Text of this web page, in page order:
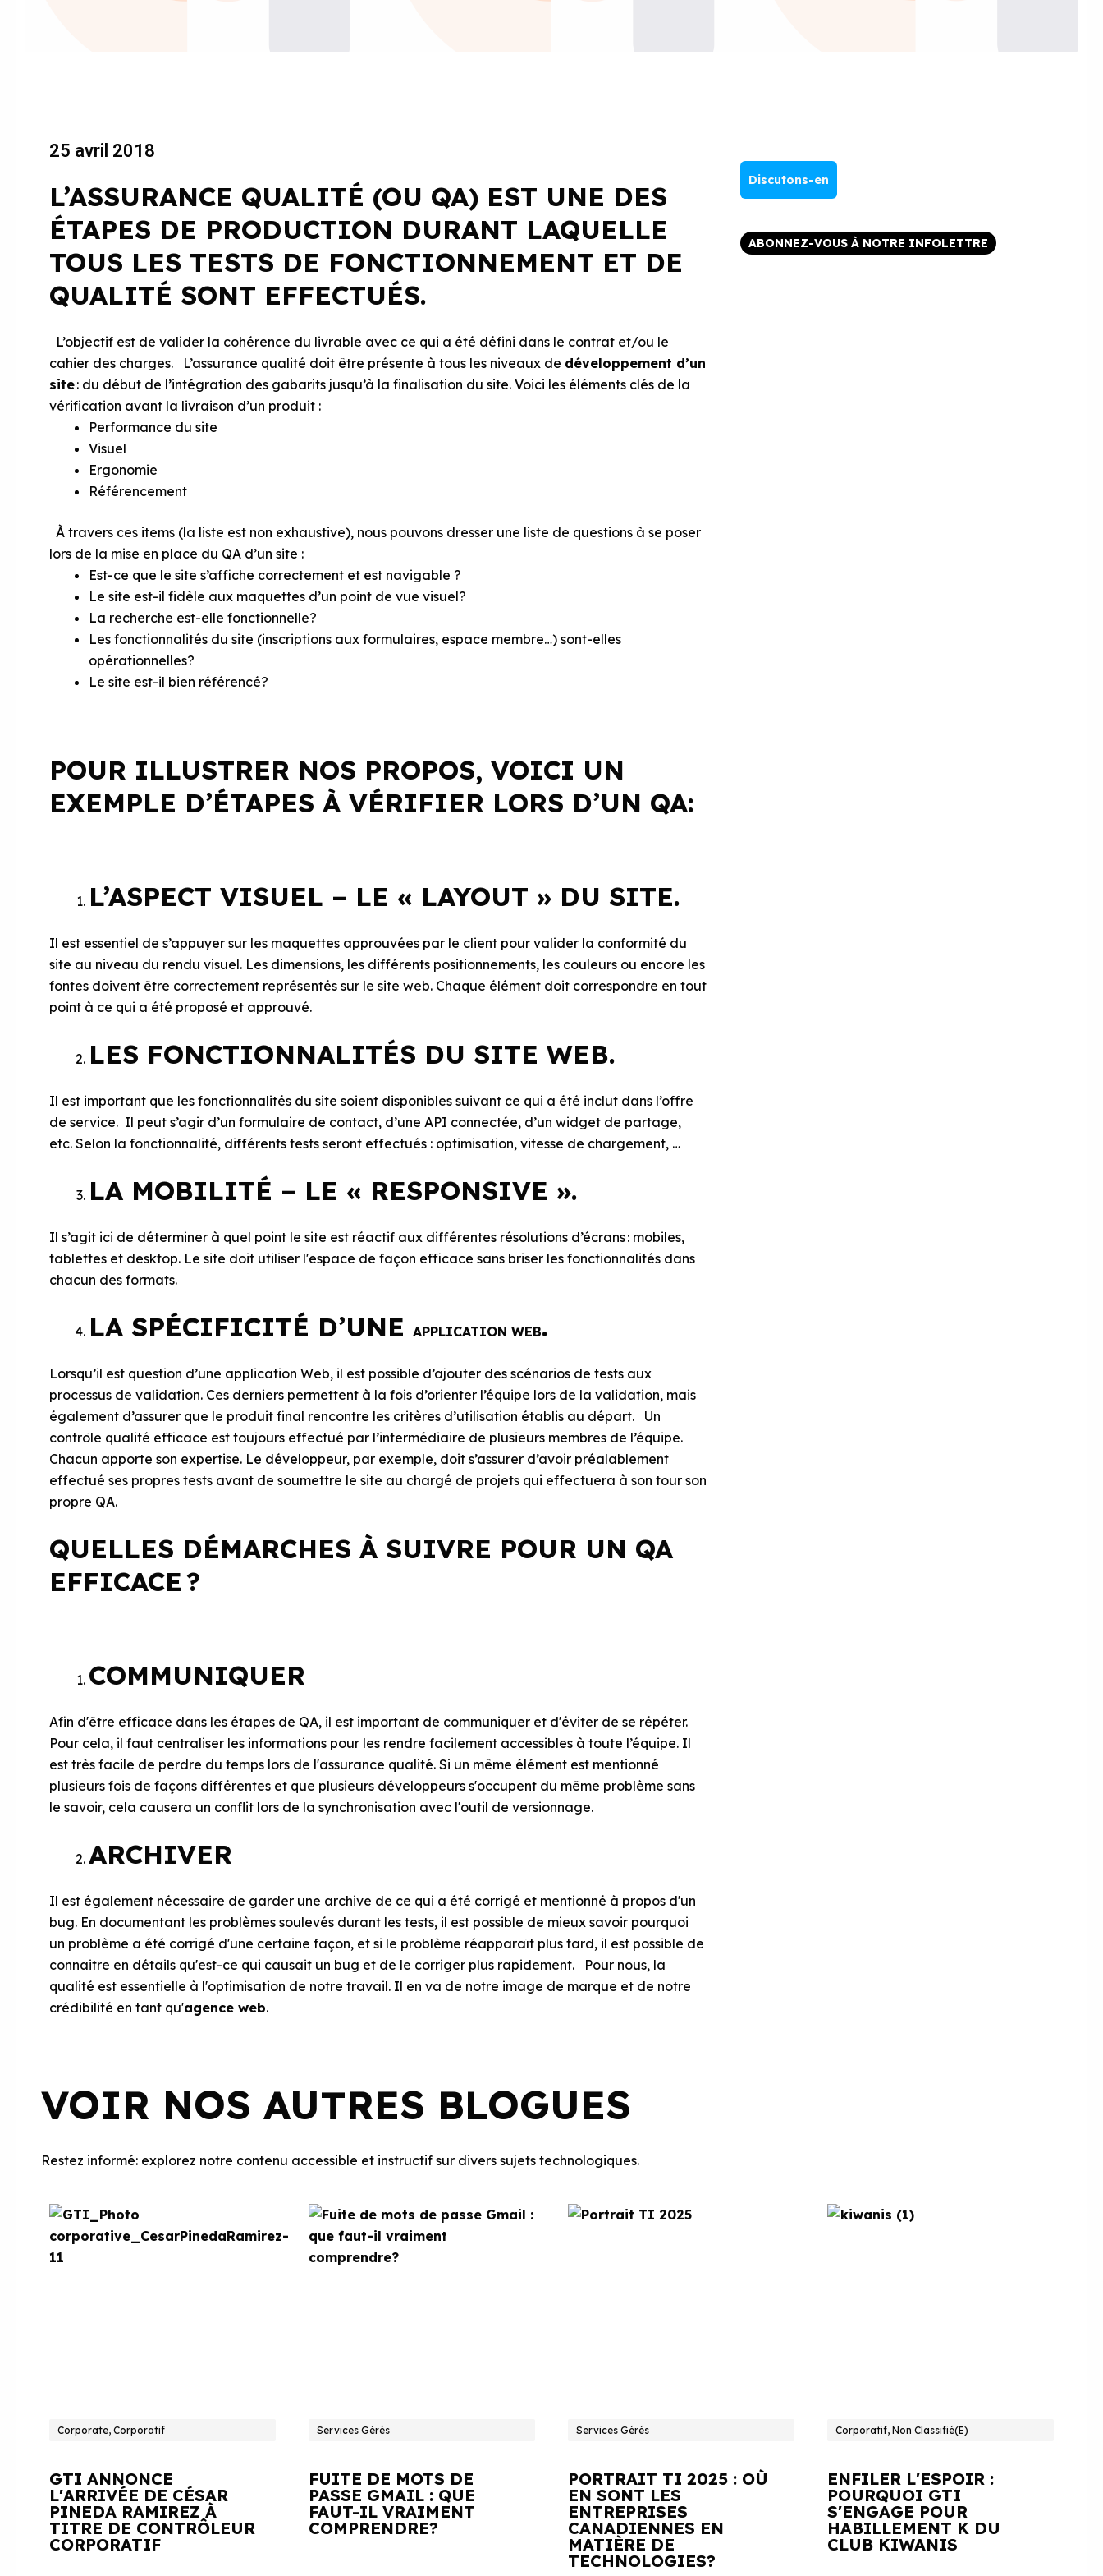
25 avril 2018
L’ASSURANCE QUALITÉ (OU QA) EST UNE DES
ÉTAPES DE PRODUCTION DURANT LAQUELLE
TOUS LES TESTS DE FONCTIONNEMENT ET DE
QUALITÉ SONT EFFECTUÉS.
L’objectif est de valider la cohérence du livrable avec ce qui a été défini dans le contrat et/ou le
cahier des charges. L’assurance qualité doit être présente à tous les niveaux de développement d’un
site: du début de l’intégration des gabarits jusqu’à la finalisation du site. Voici les éléments clés de la
vérification avant la livraison d’un produit :
Performance du site
Visuel
Ergonomie
Référencement
À travers ces items (la liste est non exhaustive), nous pouvons dresser une liste de questions à se poser
lors de la mise en place du QA d’un site :
Est-ce que le site s’affiche correctement et est navigable ?
Le site est-il fidèle aux maquettes d’un point de vue visuel?
La recherche est-elle fonctionnelle?
Les fonctionnalités du site (inscriptions aux formulaires, espace membre…) sont-elles
opérationnelles?
Le site est-il bien référencé?
POUR ILLUSTRER NOS PROPOS, VOICI UN
EXEMPLE D’ÉTAPES À VÉRIFIER LORS D’UN QA:
L’ASPECT VISUEL – LE « LAYOUT » DU SITE.
Il est essentiel de s’appuyer sur les maquettes approuvées par le client pour valider la conformité du
site au niveau du rendu visuel. Les dimensions, les différents positionnements, les couleurs ou encore les
fontes doivent être correctement représentés sur le site web. Chaque élément doit correspondre en tout
point à ce qui a été proposé et approuvé.
LES FONCTIONNALITÉS DU SITE WEB.
Il est important que les fonctionnalités du site soient disponibles suivant ce qui a été inclut dans l’offre
de service. Il peut s’agir d’un formulaire de contact, d’une API connectée, d’un widget de partage,
etc. Selon la fonctionnalité, différents tests seront effectués : optimisation, vitesse de chargement, …
LA MOBILITÉ – LE « RESPONSIVE ».
Il s’agit ici de déterminer à quel point le site est réactif aux différentes résolutions d’écrans : mobiles,
tablettes et desktop. Le site doit utiliser l'espace de façon efficace sans briser les fonctionnalités dans
chacun des formats.
LA SPÉCIFICITÉ D’UNE APPLICATION WEB.
Lorsqu’il est question d’une application Web, il est possible d’ajouter des scénarios de tests aux
processus de validation. Ces derniers permettent à la fois d’orienter l’équipe lors de la validation, mais
également d’assurer que le produit final rencontre les critères d’utilisation établis au départ. Un
contrôle qualité efficace est toujours effectué par l’intermédiaire de plusieurs membres de l’équipe.
Chacun apporte son expertise. Le développeur, par exemple, doit s’assurer d’avoir préalablement
effectué ses propres tests avant de soumettre le site au chargé de projets qui effectuera à son tour son
propre QA.
QUELLES DÉMARCHES À SUIVRE POUR UN QA
EFFICACE ?
COMMUNIQUER
Afin d'être efficace dans les étapes de QA, il est important de communiquer et d'éviter de se répéter.
Pour cela, il faut centraliser les informations pour les rendre facilement accessibles à toute l’équipe. Il
est très facile de perdre du temps lors de l'assurance qualité. Si un même élément est mentionné
plusieurs fois de façons différentes et que plusieurs développeurs s'occupent du même problème sans
le savoir, cela causera un conflit lors de la synchronisation avec l'outil de versionnage.
ARCHIVER
Il est également nécessaire de garder une archive de ce qui a été corrigé et mentionné à propos d'un
bug. En documentant les problèmes soulevés durant les tests, il est possible de mieux savoir pourquoi
un problème a été corrigé d'une certaine façon, et si le problème réapparaît plus tard, il est possible de
connaitre en détails qu'est-ce qui causait un bug et de le corriger plus rapidement. Pour nous, la
qualité est essentielle à l'optimisation de notre travail. Il en va de notre image de marque et de notre
crédibilité en tant qu'agence web.
Discutons-en
ABONNEZ-VOUS À NOTRE INFOLETTRE
VOIR NOS AUTRES BLOGUES
Restez informé: explorez notre contenu accessible et instructif sur divers sujets technologiques.
Corporate, Corporatif
GTI ANNONCE
L'ARRIVÉE DE CÉSAR
PINEDA RAMIREZ À
TITRE DE CONTRÔLEUR
CORPORATIF
Services Gérés
FUITE DE MOTS DE
PASSE GMAIL : QUE
FAUT-IL VRAIMENT
COMPRENDRE?
Services Gérés
PORTRAIT TI 2025 : OÙ
EN SONT LES
ENTREPRISES
CANADIENNES EN
MATIÈRE DE
TECHNOLOGIES?
Corporatif, Non Classifié(e)
ENFILER L'ESPOIR :
POURQUOI GTI
S'ENGAGE POUR
HABILLEMENT K DU
CLUB KIWANIS